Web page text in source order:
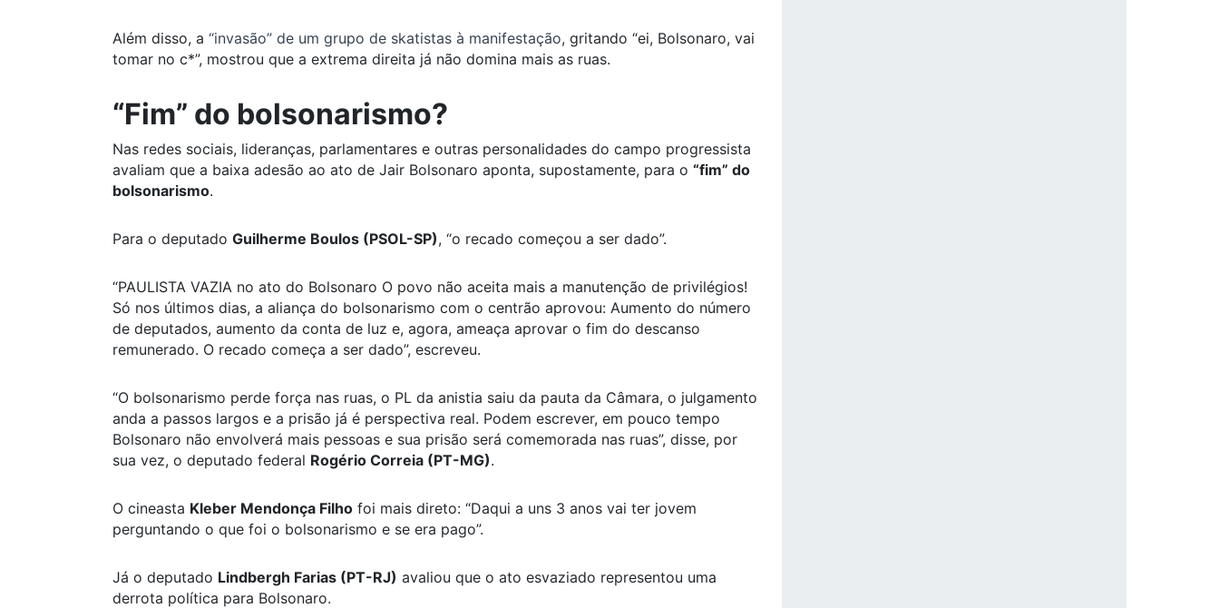
Além disso, a “invasão” de um grupo de skatistas à manifestação, gritando “ei, Bolsonaro, vai
tomar no c*”, mostrou que a extrema direita já não domina mais as ruas.
“Fim” do bolsonarismo?
Nas redes sociais, lideranças, parlamentares e outras personalidades do campo progressista
avaliam que a baixa adesão ao ato de Jair Bolsonaro aponta, supostamente, para o “fim” do
bolsonarismo.
Para o deputado Guilherme Boulos (PSOL-SP), “o recado começou a ser dado”.
“PAULISTA VAZIA no ato do Bolsonaro O povo não aceita mais a manutenção de privilégios!
Só nos últimos dias, a aliança do bolsonarismo com o centrão aprovou: Aumento do número
de deputados, aumento da conta de luz e, agora, ameaça aprovar o fim do descanso
remunerado. O recado começa a ser dado”, escreveu.
“O bolsonarismo perde força nas ruas, o PL da anistia saiu da pauta da Câmara, o julgamento
anda a passos largos e a prisão já é perspectiva real. Podem escrever, em pouco tempo
Bolsonaro não envolverá mais pessoas e sua prisão será comemorada nas ruas”, disse, por
sua vez, o deputado federal Rogério Correia (PT-MG).
O cineasta Kleber Mendonça Filho foi mais direto: “Daqui a uns 3 anos vai ter jovem
perguntando o que foi o bolsonarismo e se era pago”.
Já o deputado Lindbergh Farias (PT-RJ) avaliou que o ato esvaziado representou uma
derrota política para Bolsonaro.